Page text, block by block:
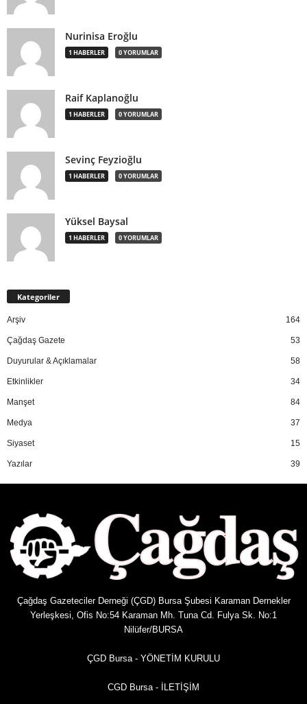
Nurinisa Eroğlu
1 HABERLER 0 YORUMLAR
Raif Kaplanoğlu
1 HABERLER 0 YORUMLAR
Sevinç Feyzioğlu
1 HABERLER 0 YORUMLAR
Yüksel Baysal
1 HABERLER 0 YORUMLAR
Kategoriler
Arşiv 164
Çağdaş Gazete 53
Duyurular & Açıklamalar 58
Etkinlikler 34
Manşet 84
Medya 37
Siyaset 15
Yazılar 39
Çağdaş Gazeteciler Derneği (ÇGD) Bursa Şubesi Karaman Dernekler
Yerleşkesi, Ofis No:54 Karaman Mh. Tuna Cd. Fulya Sk. No:1
Nilüfer/BURSA
ÇGD Bursa - YÖNETİM KURULU
CGD Bursa - İLETİŞİM